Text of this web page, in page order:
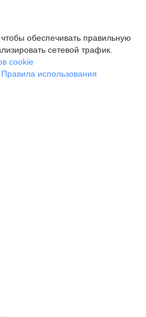
обеспечивать правильную
сетевой трафик.
cookie
Правила использования